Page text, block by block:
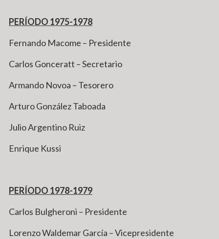
PERÍODO 1975-1978
Fernando Macome – Presidente
Carlos Gonceratt – Secretario
Armando Novoa – Tesorero
Arturo González Taboada
Julio Argentino Ruiz
Enrique Kussi
PERÍODO 1978-1979
Carlos Bulgheroni – Presidente
Lorenzo Waldemar García – Vicepresidente